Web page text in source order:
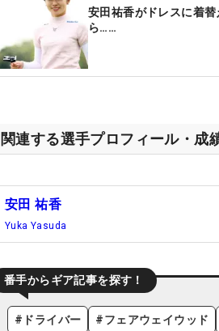
安田祐香がドレスに着替
ら……
関連する選手プロフィール・成
安田 祐香
Yuka Yasuda
番手からギア記事を探す！
# ドライバー #フェアウェイウッド